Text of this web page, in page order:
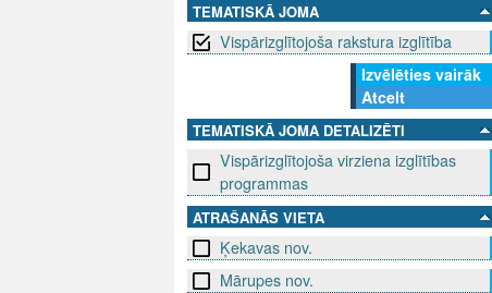
LTEMATISKĀ JOMA
Vispārizglītojoša rakstura izglītība
Izvēlēties vairāk
Atcelt
TEMATISKĀ JOMA DETALIZĒTI
Vispārizglītojoša virziena izglītības
programmas
ATRAŠANĀS VIETA
Ķekavas nov.
Mārupes nov.